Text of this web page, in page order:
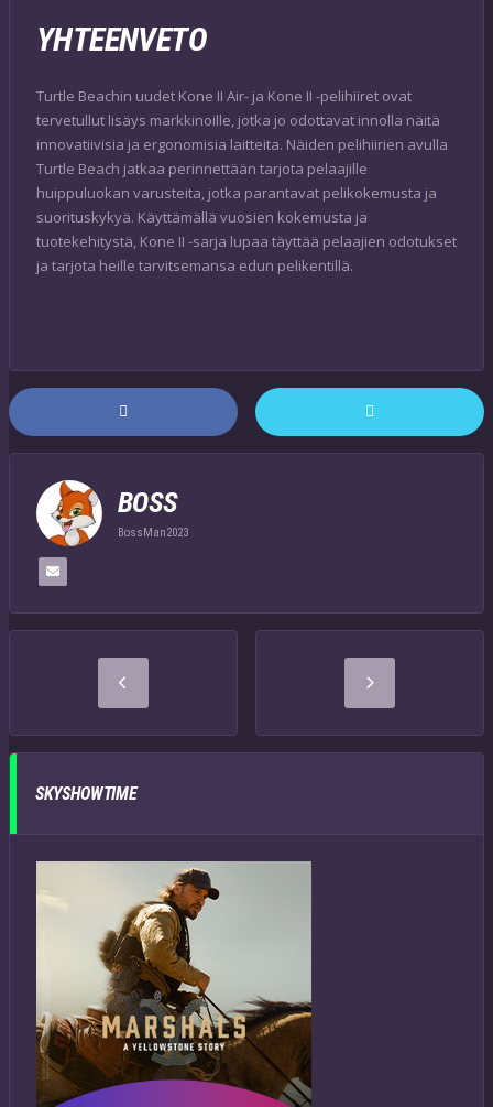
YHTEENVETO
Turtle Beachin uudet Kone II Air- ja Kone II -pelihiiret ovat
tervetullut lisäys markkinoille, jotka jo odottavat innolla näitä
innovatiivisia ja ergonomisia laitteita. Näiden pelihiirien avulla
Turtle Beach jatkaa perinnettään tarjota pelaajille
huippuluokan varusteita, jotka parantavat pelikokemusta ja
suorituskykyä. Käyttämällä vuosien kokemusta ja
tuotekehitystä, Kone II -sarja lupaa täyttää pelaajien odotukset
ja tarjota heille tarvitsemansa edun pelikentillä.
BOSS
BossMan2023
SKYSHOWTIME